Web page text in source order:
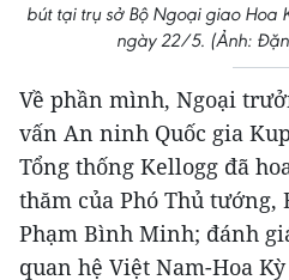
bút tại trụ sở Bộ Ngoại giao Hoa
ngày 22/5. (Ảnh:
Về phần mình, Ngoại
vấn An ninh Quốc gia
Tổng thống Kellogg đã
thăm của Phó Thủ tướng,
Phạm Bình Minh; đánh
quan hệ Việt Nam-Hoa